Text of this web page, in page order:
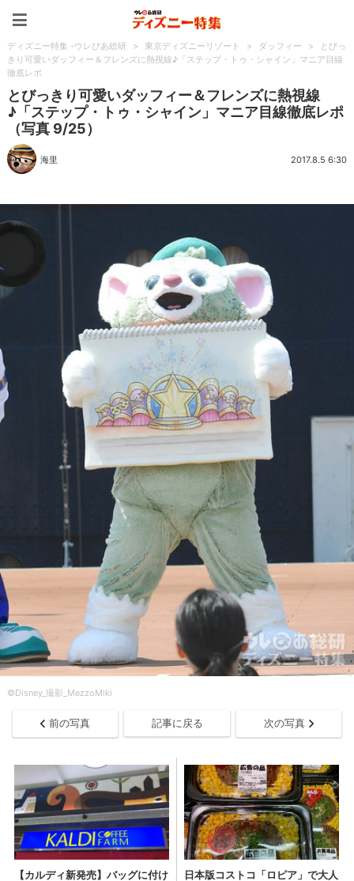
ディズニー特集 -ウレぴあ総研 > 東京ディズニーリゾート > ダッフィー >
とびっ
きり可愛いダッフィー＆フレンズに熱視線♪「ステップ・トゥ・シャイン」マニア目線
徹底レポ
とびっきり可愛いダッフィー＆フレンズに熱視線
♪「ステップ・トゥ・シャイン」マニア目線徹底レポ
（写真 9/25）
海里 2017.8.5 6:30
©Disney_撮影_MezzoMiki
前の写真 記事に戻る 次の写真